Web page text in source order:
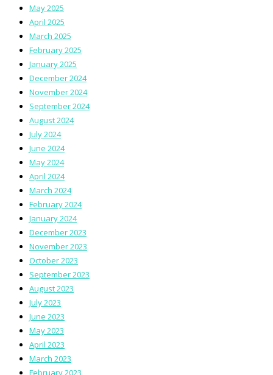
May 2025
April 2025
March 2025
February 2025
January 2025
December 2024
November 2024
September 2024
August 2024
July 2024
June 2024
May 2024
April 2024
March 2024
February 2024
January 2024
December 2023
November 2023
October 2023
September 2023
August 2023
July 2023
June 2023
May 2023
April 2023
March 2023
February 2023